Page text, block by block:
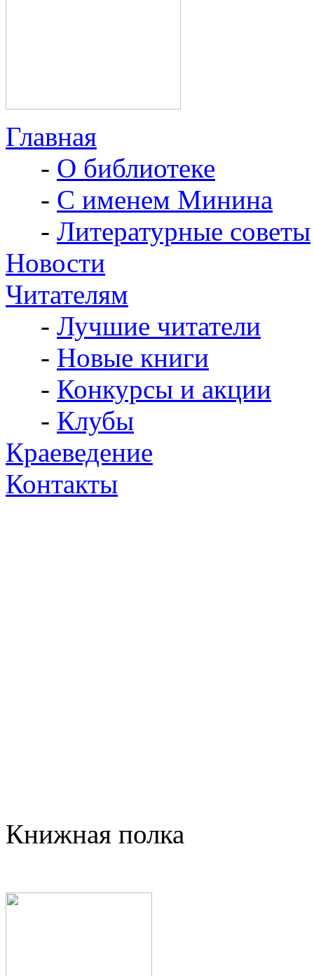
Главная
- О библиотеке
- С именем Минина
- Литературные советы
Новости
Читателям
- Лучшие читатели
- Новые книги
- Конкурсы и акции
- Клубы
Краеведение
Контакты
Книжная полка